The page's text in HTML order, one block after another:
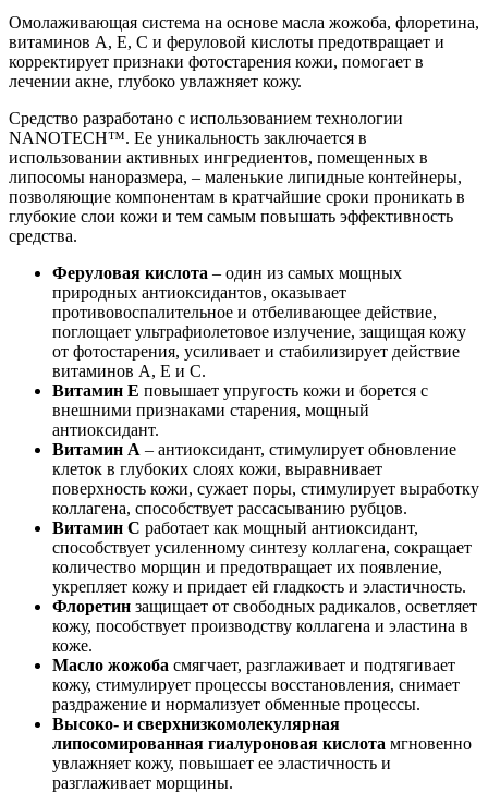
Омолаживающая система на основе масла жожоба, флоретина,
витаминов А, Е, С и феруловой кислоты предотвращает и
корректирует признаки фотостарения кожи, помогает в
лечении акне, глубоко увлажняет кожу.
Средство разработано с использованием технологии
NANOTECH™. Ее уникальность заключается в
использовании активных ингредиентов, помещенных в
липосомы наноразмера, – маленькие липидные контейнеры,
позволяющие компонентам в кратчайшие сроки проникать в
глубокие слои кожи и тем самым повышать эффективность
средства.
Феруловая кислота – один из самых мощных
природных антиоксидантов, оказывает
противовоспалительное и отбеливающее действие,
поглощает ультрафиолетовое излучение, защищая кожу
от фотостарения, усиливает и стабилизирует действие
витаминов А, Е и С.
Витамин Е повышает упругость кожи и борется с
внешними признаками старения, мощный
антиоксидант.
Витамин А – антиоксидант, стимулирует обновление
клеток в глубоких слоях кожи, выравнивает
поверхность кожи, сужает поры, стимулирует выработку
коллагена, способствует рассасыванию рубцов.
Витамин С работает как мощный антиоксидант,
способствует усиленному синтезу коллагена, сокращает
количество морщин и предотвращает их появление,
укрепляет кожу и придает ей гладкость и эластичность.
Флоретин защищает от свободных радикалов, осветляет
кожу, пособствует производству коллагена и эластина в
коже.
Масло жожоба смягчает, разглаживает и подтягивает
кожу, стимулирует процессы восстановления, снимает
раздражение и нормализует обменные процессы.
Высоко- и сверхнизкомолекулярная
липосомированная гиалуроновая кислота мгновенно
увлажняет кожу, повышает ее эластичность и
разглаживает морщины.